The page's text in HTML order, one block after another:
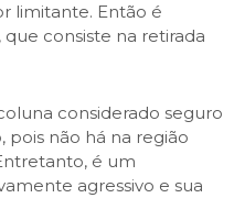
limitante. Então é
, que consiste na retirada
considerado seguro
não há na região
é um
agressivo e sua